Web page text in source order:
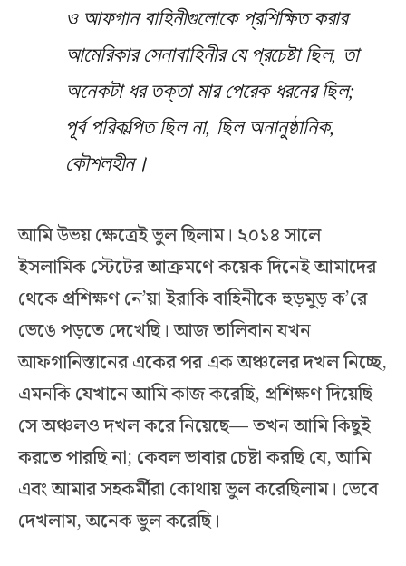
ও আফগান বাহিনীগুলোকে প্রশিক্ষিত করার
আমেরিকার সেনাবাহিনীর যে প্রচেষ্টা ছিল, তা
অনেকটা ধর তক্তা মার পেরেক ধরনের ছিল;
পূর্ব পরিকল্পিত ছিল না, ছিল অনানুষ্ঠানিক,
কৌশলহীন।
আমি উভয় ক্ষেত্রেই ভুল ছিলাম। ২০১৪ সালে
ইসলামিক স্টেটের আক্রমণে কয়েক দিনেই আমাদের
থেকে প্রশিক্ষণ নে’য়া ইরাকি বাহিনীকে হুড়মুড় ক’রে
ভেঙে পড়তে দেখেছি। আজ তালিবান যখন
আফগানিস্তানের একের পর এক অঞ্চলের দখল নিচ্ছে,
এমনকি যেখানে আমি কাজ করেছি, প্রশিক্ষণ দিয়েছি
সে অঞ্চলও দখল করে নিয়েছে— তখন আমি কিছুই
করতে পারছি না; কেবল ভাবার চেষ্টা করছি যে, আমি
এবং আমার সহকর্মীরা কোথায় ভুল করেছিলাম। ভেবে
দেখলাম, অনেক ভুল করেছি।